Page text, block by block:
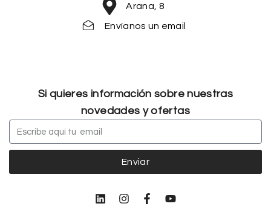
Arana, 8
Envíanos un email
Si quieres información sobre nuestras
novedades y ofertas
Enviar